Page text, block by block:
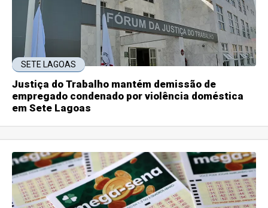
SETE LAGOAS
Justiça do Trabalho mantém demissão de
empregado condenado por violência doméstica
em Sete Lagoas